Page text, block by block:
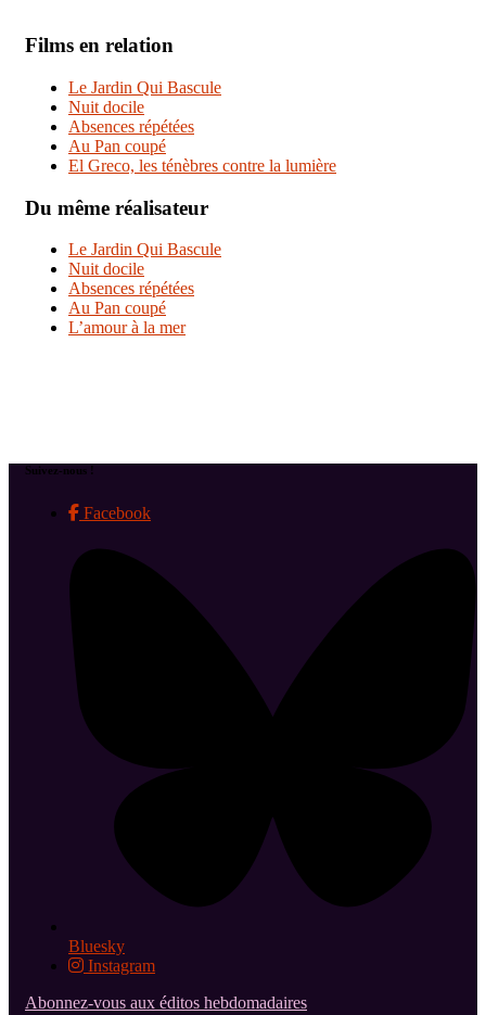
Films en relation
Le Jardin Qui Bascule
Nuit docile
Absences répétées
Au Pan coupé
El Greco, les ténèbres contre la lumière
Du même réalisateur
Le Jardin Qui Bascule
Nuit docile
Absences répétées
Au Pan coupé
L’amour à la mer
Suivez-nous !
Facebook
Bluesky
Instagram
Abonnez-vous aux éditos hebdomadaires